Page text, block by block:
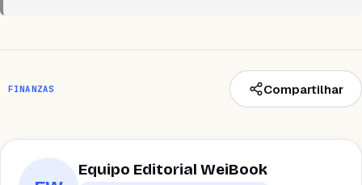
FINANZAS Compartilhar
Equipo Editorial WeiBook